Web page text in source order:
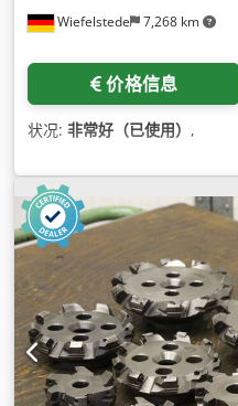
Wiefelstede 7,268 km
价格信息
状况: 非常好（已使用） ,